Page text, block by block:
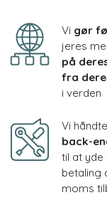
Vi gør
jeres
på
fra
i verden
Vi
back-
til at
betaling
moms